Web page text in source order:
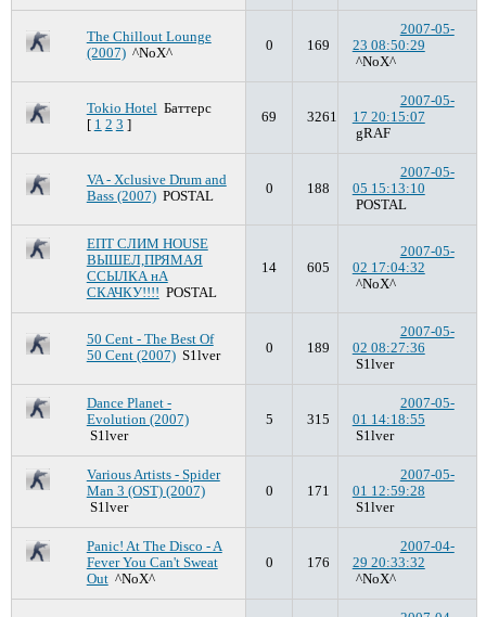
The Chillout Lounge
(2007) ^NoX^ 0 169
2007-05-
23 08:50:29
^NoX^
Tokio Hotel Баттерс
[ 1 2 3 ] 69 3261
2007-05-
17 20:15:07
gRAF
VA - Xclusive Drum and
Bass (2007) POSTAL 0 188
2007-05-
05 15:13:10
POSTAL
ЕПТ СЛИМ HOUSE
ВЫШЕЛ,ПРЯМАЯ
ССЫЛКА нА
СКАЧКУ!!!! POSTAL
14 605
2007-05-
02 17:04:32
^NoX^
50 Cent - The Best Of
50 Cent (2007) S1lver 0 189
2007-05-
02 08:27:36
S1lver
Dance Planet -
Evolution (2007)
S1lver
5 315
2007-05-
01 14:18:55
S1lver
Various Artists - Spider
Man 3 (OST) (2007)
S1lver
0 171
2007-05-
01 12:59:28
S1lver
Panic! At The Disco - A
Fever You Can't Sweat
Out ^NoX^
0 176
2007-04-
29 20:33:32
^NoX^